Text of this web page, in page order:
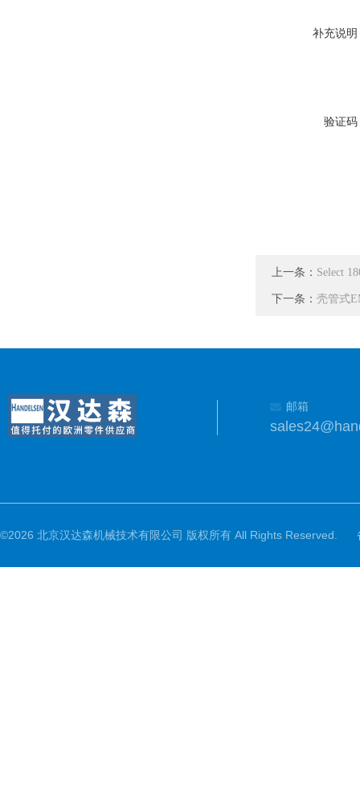
补充说明
验证码
上一条： Select
下一条： 壳管式
邮箱
©2026 北京汉达森机械技术有限公司 版权所有 All Rights Reserved.